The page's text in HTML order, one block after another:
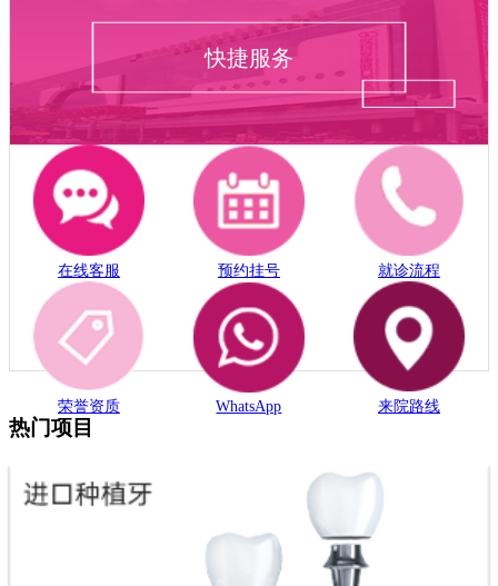
快捷服务
在线客服 预约挂号 就诊流程
荣誉资质 WhatsApp 来院路线
热门项目